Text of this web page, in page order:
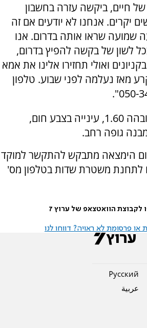
חיים, ביקשה עזרה בחשבון
יקרים. אנחנו לא יודעים אם זה
שמועה שראו אותה בדרום. אנו
לשון של בקשה להפיץ בדרום,
ואולי תחזירו אלינו את אמא
מאז נעלמה לפני שבוע. טלפון
המשטרה מסרה כי גובהה 1.60, עינייה בצבע חום,
גופה רחב.
הימצאה מתבקש להתקשר למוקד
לתחנת משטרת שדות בטלפון מס'
לקבוצת הוואטצאפ של ערוץ 7
פרסומת לא ראויה? דווחו לנו
Pусский
عربية